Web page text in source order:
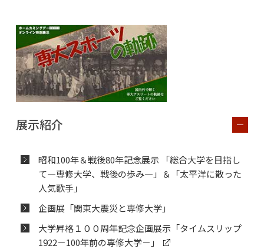
展示紹介
昭和100年＆戦後80年記念展示 「総合大学を目指し
て―専修大学、戦後の歩み―」＆「太平洋に散った
人気歌手」
企画展「関東大震災と専修大学」
大学昇格１００周年記念企画展示「タイムスリップ
1922－100年前の専修大学－」